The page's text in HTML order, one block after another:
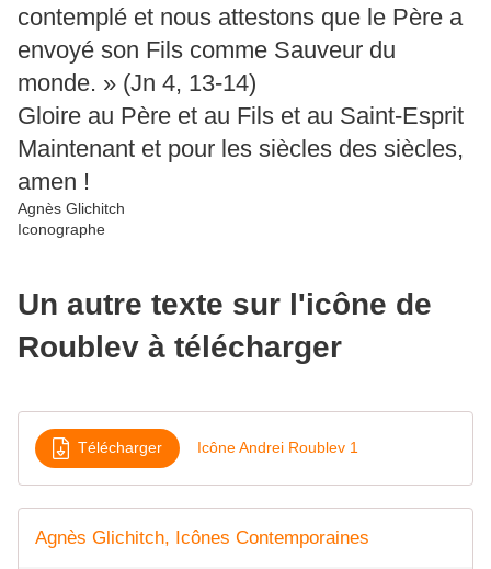
contemplé et nous attestons que le Père a
envoyé son Fils comme Sauveur du
monde. » (Jn 4, 13-14)
Gloire au Père et au Fils et au Saint-Esprit
Maintenant et pour les siècles des siècles,
amen !
Agnès Glichitch
Iconographe
Un autre texte sur l'icône de
Roublev à télécharger
Télécharger Icône Andrei Roublev 1
Agnès Glichitch, Icônes Contemporaines